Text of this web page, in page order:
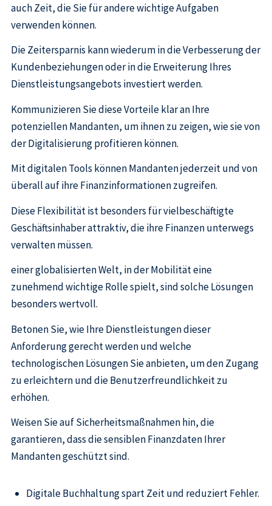
auch Zeit, die Sie für andere wichtige Aufgaben
verwenden können.
Die Zeitersparnis kann wiederum in die Verbesserung der
Kundenbeziehungen oder in die Erweiterung Ihres
Dienstleistungsangebots investiert werden.
Kommunizieren Sie diese Vorteile klar an Ihre
potenziellen Mandanten, um ihnen zu zeigen, wie sie von
der Digitalisierung profitieren können.
Mit digitalen Tools können Mandanten jederzeit und von
überall auf ihre Finanzinformationen zugreifen.
Diese Flexibilität ist besonders für vielbeschäftigte
Geschäftsinhaber attraktiv, die ihre Finanzen unterwegs
verwalten müssen.
einer globalisierten Welt, in der Mobilität eine
zunehmend wichtige Rolle spielt, sind solche Lösungen
besonders wertvoll.
Betonen Sie, wie Ihre Dienstleistungen dieser
Anforderung gerecht werden und welche
technologischen Lösungen Sie anbieten, um den Zugang
zu erleichtern und die Benutzerfreundlichkeit zu
erhöhen.
Weisen Sie auf Sicherheitsmaßnahmen hin, die
garantieren, dass die sensiblen Finanzdaten Ihrer
Mandanten geschützt sind.
Digitale Buchhaltung spart Zeit und reduziert Fehler.